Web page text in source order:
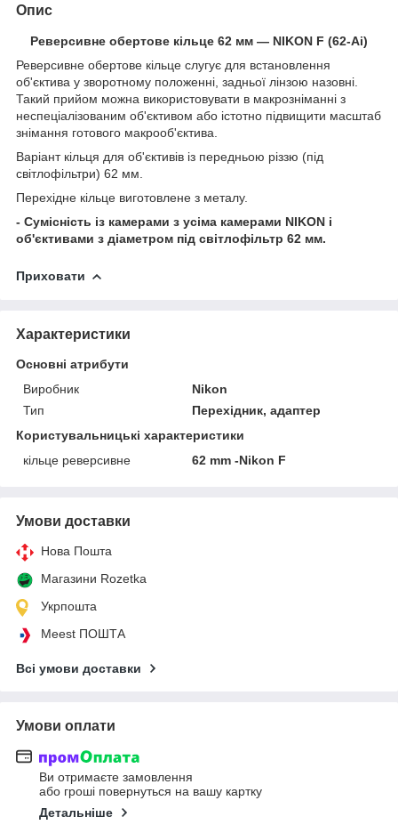
Опис
Реверсивне обертове кільце 62 мм — NIKON F (62-Ai)
Реверсивне обертове кільце слугує для встановлення
об'єктива у зворотному положенні, задньої лінзою назовні.
Такий прийом можна використовувати в макрозніманні з
неспеціалізованим об'єктивом або істотно підвищити масштаб
знімання готового макрооб'єктива.
Варіант кільця для об'єктивів із передньою різзю (під
світлофільтри) 62 мм.
Перехідне кільце виготовлене з металу.
- Сумісність із камерами з усіма камерами NIKON і
об'єктивами з діаметром під світлофільтр 62 мм.
Приховати
Характеристики
Основні атрибути
Виробник
Nikon
Тип
Перехідник, адаптер
Користувальницькі характеристики
кільце реверсивне
62 mm -Nikon F
Умови доставки
Нова Пошта
Магазини Rozetka
Укрпошта
Meest ПОШТА
Всі умови доставки
Умови оплати
Ви отримаєте замовлення
або гроші повернуться на вашу картку
Детальніше